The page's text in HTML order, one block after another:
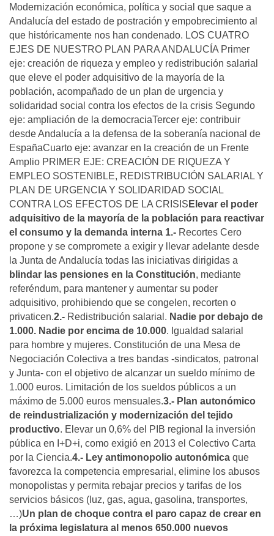
Modernización económica, política y social que saque a
Andalucía del estado de postración y empobrecimiento al
que históricamente nos han condenado. LOS CUATRO
EJES DE NUESTRO PLAN PARA ANDALUCÍA Primer
eje: creación de riqueza y empleo y redistribución salarial
que eleve el poder adquisitivo de la mayoría de la
población, acompañado de un plan de urgencia y
solidaridad social contra los efectos de la crisis Segundo
eje: ampliación de la democraciaTercer eje: contribuir
desde Andalucía a la defensa de la soberanía nacional de
EspañaCuarto eje: avanzar en la creación de un Frente
Amplio PRIMER EJE: CREACIÓN DE RIQUEZA Y
EMPLEO SOSTENIBLE, REDISTRIBUCIÓN SALARIAL Y
PLAN DE URGENCIA Y SOLIDARIDAD SOCIAL
CONTRA LOS EFECTOS DE LA CRISIS Elevar el poder
adquisitivo de la mayoría de la población para reactivar
el consumo y la demanda interna 1.- Recortes Cero
propone y se compromete a exigir y llevar adelante desde
la Junta de Andalucía todas las iniciativas dirigidas a
blindar las pensiones en la Constitución, mediante
referéndum, para mantener y aumentar su poder
adquisitivo, prohibiendo que se congelen, recorten o
privaticen.2.- Redistribución salarial. Nadie por debajo de
1.000. Nadie por encima de 10.000. Igualdad salarial
para hombre y mujeres. Constitución de una Mesa de
Negociación Colectiva a tres bandas -sindicatos, patronal
y Junta- con el objetivo de alcanzar un sueldo mínimo de
1.000 euros. Limitación de los sueldos públicos a un
máximo de 5.000 euros mensuales.3.- Plan autonómico
de reindustrialización y modernización del tejido
productivo. Elevar un 0,6% del PIB regional la inversión
pública en I+D+i, como exigió en 2013 el Colectivo Carta
por la Ciencia.4.- Ley antimonopolio autonómica que
favorezca la competencia empresarial, elimine los abusos
monopolistas y permita rebajar precios y tarifas de los
servicios básicos (luz, gas, agua, gasolina, transportes,
…)Un plan de choque contra el paro capaz de crear en
la próxima legislatura al menos 650.000 nuevos